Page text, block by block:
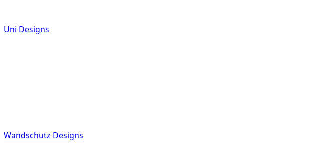
Uni Designs
Wandschutz Designs